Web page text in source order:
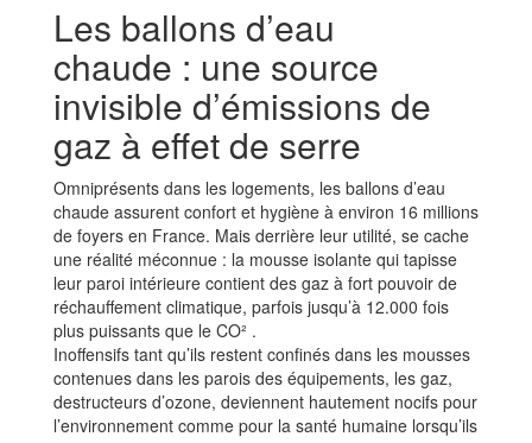
Les ballons d’eau
chaude : une source
invisible d’émissions de
gaz à effet de serre
Omniprésents dans les logements, les ballons d’eau
chaude assurent confort et hygiène à environ 16 millions
de foyers en France. Mais derrière leur utilité, se cache
une réalité méconnue : la mousse isolante qui tapisse
leur paroi intérieure contient des gaz à fort pouvoir de
réchauffement climatique, parfois jusqu’à 12.000 fois
plus puissants que le CO² .
Inoffensifs tant qu’ils restent confinés dans les mousses
contenues dans les parois des équipements, les gaz,
destructeurs d’ozone, deviennent hautement nocifs pour
l’environnement comme pour la santé humaine lorsqu’ils